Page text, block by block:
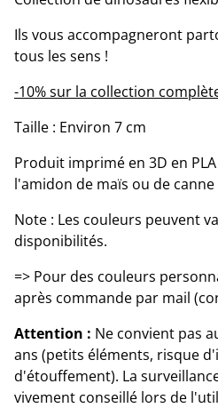
Ils vous accompagneront
tous les sens !
-10% sur la collection
Taille : Environ 7 cm
Produit imprimé en 3D en
l'amidon de maïs ou de
Note : Les couleurs peuvent
disponibilités.
=> Pour des couleurs
après commande par mail
Attention : Ne convient pas
ans (petits éléments, risque
d'étouffement). La
vivement conseillé lors de